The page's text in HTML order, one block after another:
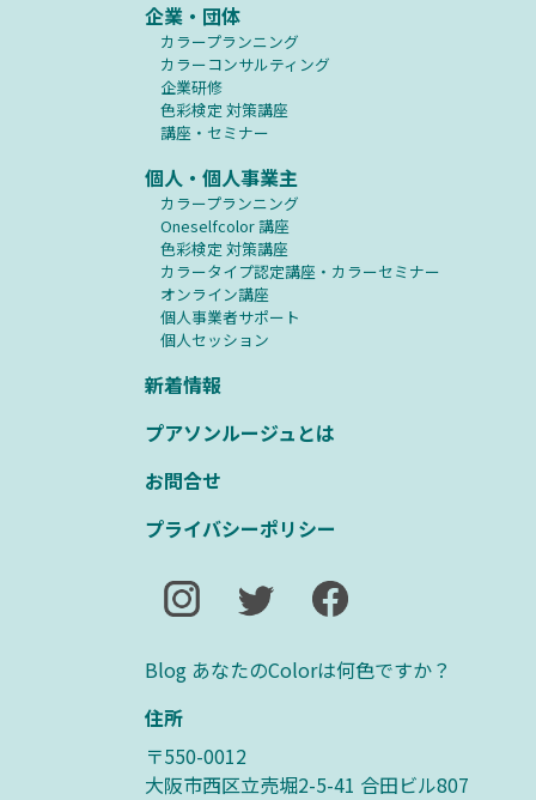
企業・団体
カラープランニング
カラーコンサルティング
企業研修
⾊彩検定 対策講座
講座・セミナー
個人・個人事業主
カラープランニング
Oneselfcolor 講座
⾊彩検定 対策講座
カラータイプ認定講座・カラーセミナー
オンライン講座
個人事業者サポート
個人セッション
新着情報
プアソンルージュとは
お問合せ
プライバシーポリシー
Blog あなたのColorは何色ですか？
住所
〒550-0012
大阪市西区立売堀2-5-41 合田ビル807